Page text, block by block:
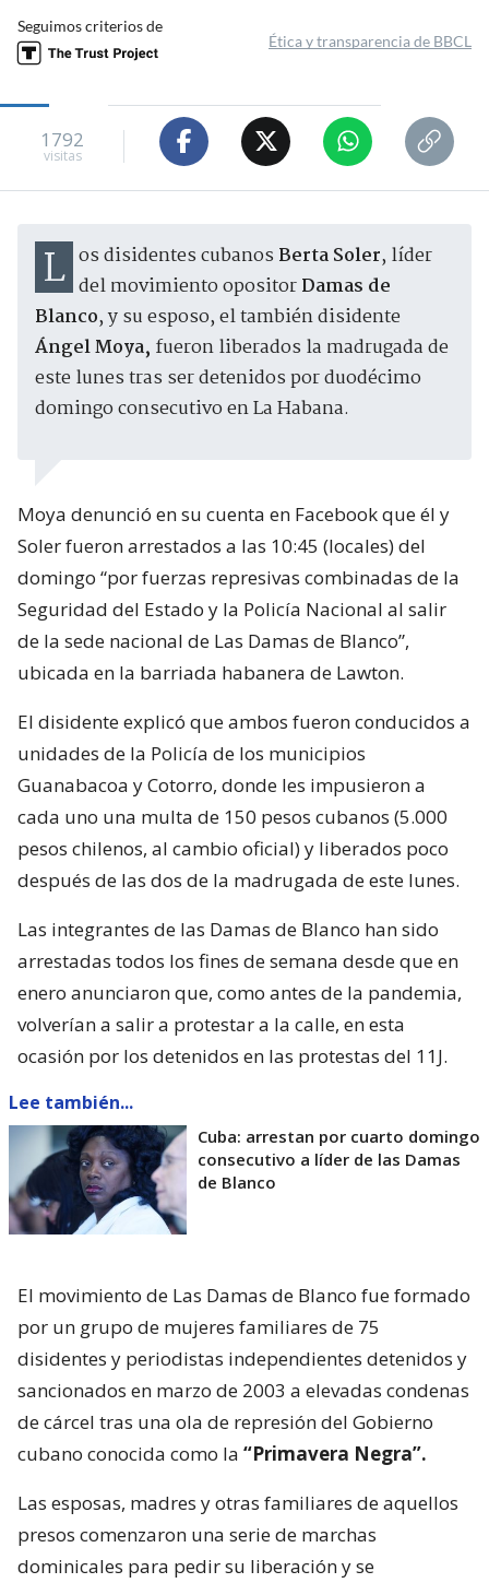
Seguimos criterios de
Ética y transparencia de BBCL
1792
visitas
Los disidentes cubanos Berta Soler, líder
del movimiento opositorDamas de
Blanco, y su esposo, el también disidente
Ángel Moya, fueron liberados la madrugada de
este lunes tras ser detenidos por duodécimo
domingo consecutivo en La Habana.
Moya denunció en su cuenta en Facebook que él y
Soler fueron arrestados a las 10:45 (locales) del
domingo “por fuerzas represivas combinadas de la
Seguridad del Estado y la Policía Nacional al salir
de la sede nacional de Las Damas de Blanco”,
ubicada en la barriada habanera de Lawton.
El disidente explicó que ambos fueron conducidos a
unidades de la Policía de los municipios
Guanabacoa y Cotorro, donde les impusieron a
cada uno una multa de 150 pesos cubanos (5.000
pesos chilenos, al cambio oficial) y liberados poco
después de las dos de la madrugada de este lunes.
Las integrantes de las Damas de Blanco han sido
arrestadas todos los fines de semana desde que en
enero anunciaron que, como antes de la pandemia,
volverían a salir a protestar a la calle, en esta
ocasión por los detenidos en las protestas del 11J.
Lee también...
Cuba: arrestan por cuarto domingo
consecutivo a líder de las Damas
de Blanco
El movimiento de Las Damas de Blanco fue formado
por un grupo de mujeres familiares de 75
disidentes y periodistas independientes detenidos y
sancionados en marzo de 2003 a elevadas condenas
de cárcel tras una ola de represión del Gobierno
cubano conocida como la “Primavera Negra”.
Las esposas, madres y otras familiares de aquellos
presos comenzaron una serie de marchas
dominicales para pedir su liberación y se